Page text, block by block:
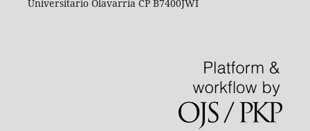
Universitario Olavarria CP B7400JWI